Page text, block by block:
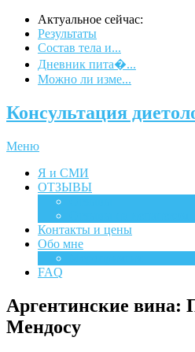
Актуальное сейчас:
Результаты
Состав тела и...
Дневник пита�...
Можно ли изме...
Консультация
Меню
Я и СМИ
ОТЗЫВЫ
Контакты и цены
Обо мне
FAQ
Аргентинские вина:
Мендосу